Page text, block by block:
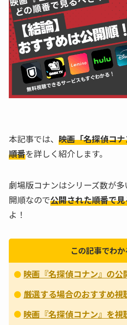
本記事では、 映画「名探偵コ
順番を詳しく紹介します。
劇場版コナンはシリーズ数が
開順なので公開された順番で
よ！
この記事でわ
映画『名探偵コナン』の公
厳選する場合のおすすめ視
映画『名探偵コナン』を視